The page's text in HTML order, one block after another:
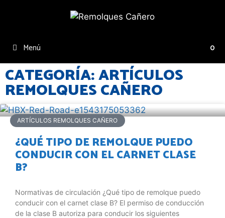
0
Menú
CATEGORÍA: ARTÍCULOS
REMOLQUES CAÑERO
ARTÍCULOS REMOLQUES CAÑERO
¿QUÉ TIPO DE REMOLQUE PUEDO
CONDUCIR CON EL CARNET CLASE
B?
Normativas de circulación ¿Qué tipo de remolque puedo
conducir con el carnet clase B? El permiso de conducción
de la clase B autoriza para conducir los siguientes